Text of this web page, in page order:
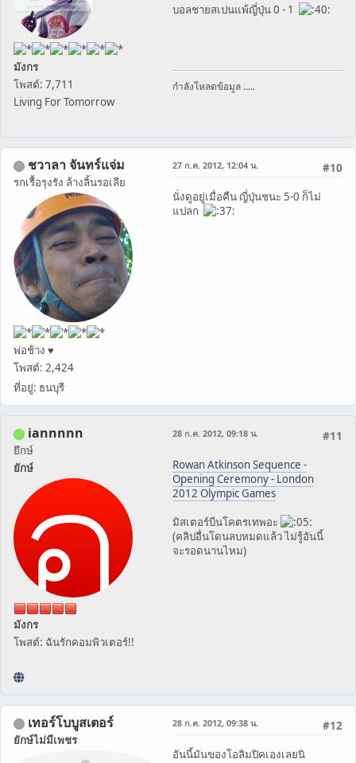
มังกร
โพสต์: 7,711
Living For Tomorrow
บอลชายสเปนแพ้ญี่ปุ่น 0 - 1
กำลังโหลดข้อมูล .....
ชวาลา จันทร์แจ่ม
รกเรื้อรุงรัง ล้างลิ้นรอเลีย
พ่อช้าง ♥
โพสต์: 2,424
ที่อยู่: ธนบุรี
#10
27 ก.ค. 2012, 12:04 น.
นั่งดูอยู่เมื่อคืน ญี่ปุ่นชนะ 5-0 ก็ไม่
แปลก
iannnnn
ยึกษ์
ยักษ์
มังกร
โพสต์: ฉันรักคอมพิวเตอร์!!
#11
28 ก.ค. 2012, 09:18 น.
Rowan Atkinson Sequence -
Opening Ceremony - London
2012 Olympic Games
มิสเตอร์บีนโคตรเทพอะ
(คลิปอื่นโดนลบหมดแล้ว ไม่รู้อันนี้
จะรอดนานไหม)
เทอร์โบบูสเตอร์
ยักษ์ไม่มีเพชร
#12
28 ก.ค. 2012, 09:38 น.
อันนี้มันของโอลิมปิคเองเลยนิ